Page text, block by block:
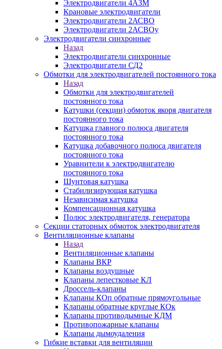
Электродвигатели 4АЗМ
Крановые электродвигатели
Электродвигатели 2АСВО
Электродвигатели 2АСВОу
Электродвигатели синхронные
Назад
Электродвигатели синхронные
Электродвигатели СД2
Обмотки для электродвигателей постоянного тока
Назад
Обмотки для электродвигателей
постоянного тока
Катушки (секции) обмоток якоря двигателя
постоянного тока
Катушка главного полюса двигателя
постоянного тока
Катушка добавочного полюса двигателя
постоянного тока
Уравнители к электродвигателю
постоянного тока
Шунтовая катушка
Стабилизирующая катушка
Независимая катушка
Компенсационная катушка
Полюс электродвигателя, генератора
Секции статорных обмоток электродвигателя
Вентиляционные клапаны
Назад
Вентиляционные клапаны
Клапаны ВКР
Клапаны воздушные
Клапаны лепестковые КЛ
Дроссель-клапаны
Клапаны КОп обратные прямоугольные
Клапаны обратные круглые КОк
Клапаны противодымные КДМ
Противопожарные клапаны
Клапаны дымоудаления
Гибкие вставки для вентиляции